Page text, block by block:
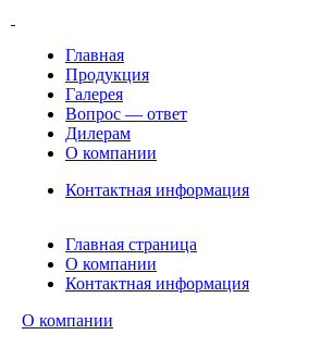
Главная
Продукция
Галерея
Вопрос — ответ
Дилерам
О компании
Контактная информация
Главная страница
О компании
Контактная информация
О компании